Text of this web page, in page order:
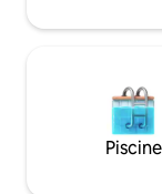
Piscine